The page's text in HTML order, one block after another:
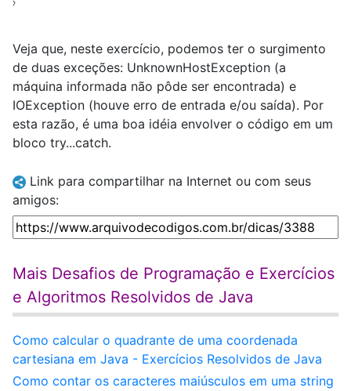
Veja que, neste exercício, podemos ter o surgimento
de duas exceções: UnknownHostException (a
máquina informada não pôde ser encontrada) e
IOException (houve erro de entrada e/ou saída). Por
esta razão, é uma boa idéia envolver o código em um
bloco try...catch.
Link para compartilhar na Internet ou com seus
amigos:
Mais Desafios de Programação e Exercícios
e Algoritmos Resolvidos de Java
Como calcular o quadrante de uma coordenada
cartesiana em Java - Exercícios Resolvidos de Java
Como contar os caracteres maiúsculos em uma string